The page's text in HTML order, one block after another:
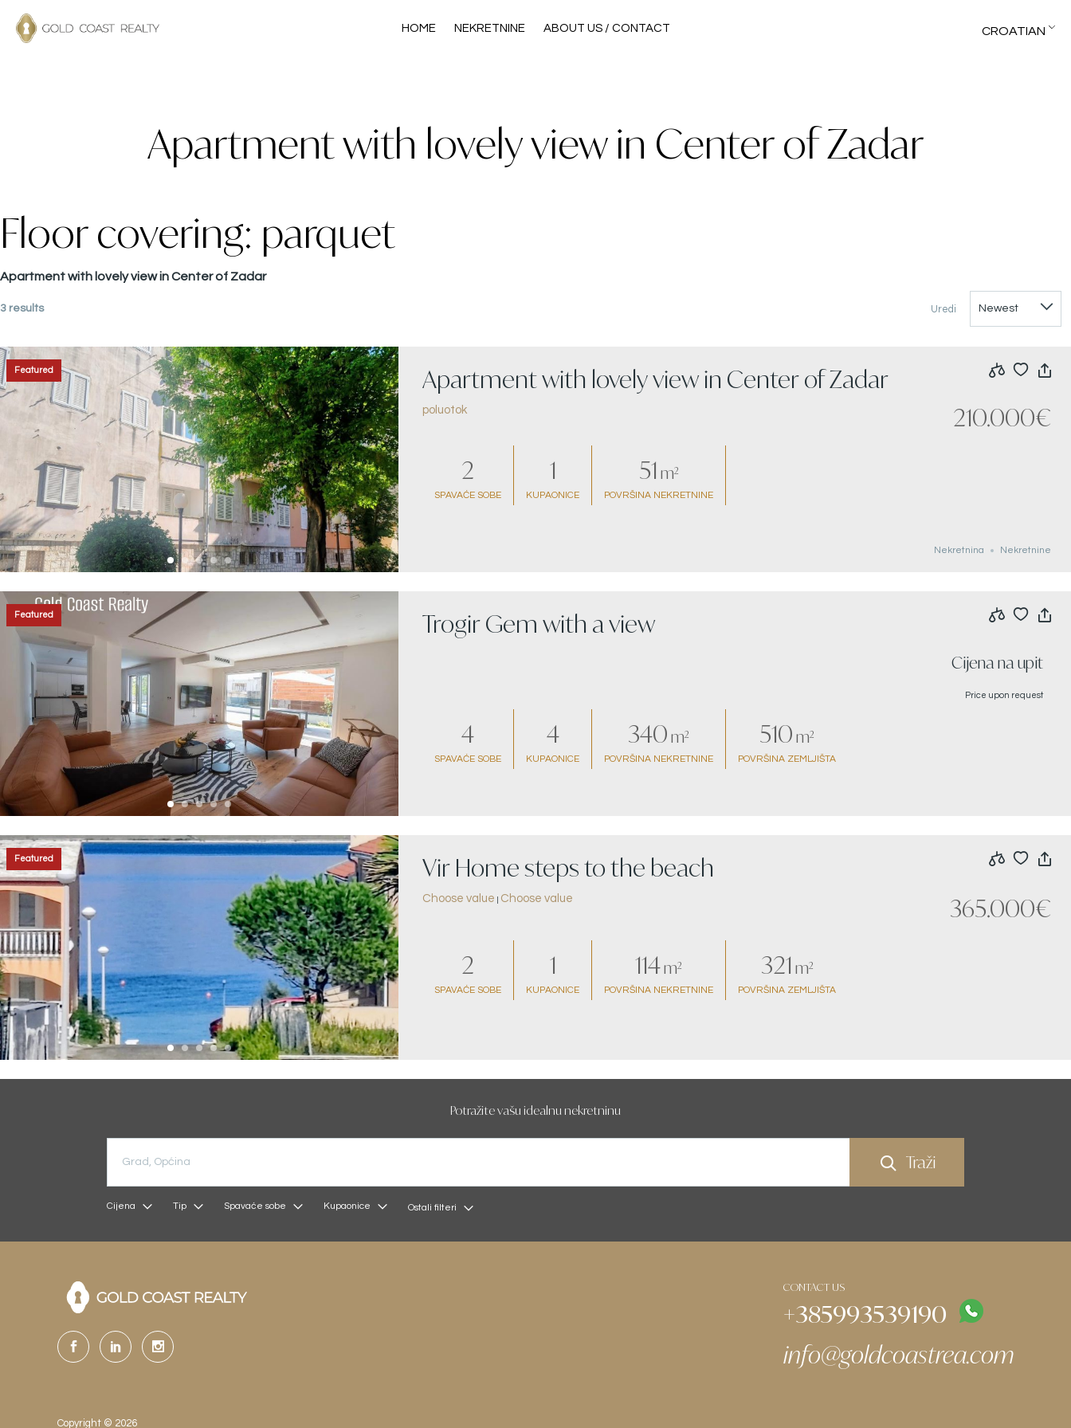
HOME NEKRETNINE ABOUT US / CONTACT CROATIAN
Apartment with lovely view in Center of Zadar
Floor covering: parquet
Apartment with lovely view in Center of Zadar
3 results Uredi
Featured Apartment with lovely view in Center of Zadar
poluotok
210.000€
2
SPAVAĆE SOBE
1
KUPAONICE
51 m²
POVRŠINA NEKRETNINE
Nekretnina Nekretnine
Featured Trogir Gem with a view
Cijena na upit
Price upon request
4
SPAVAĆE SOBE
4
KUPAONICE
340 m²
POVRŠINA NEKRETNINE
510 m²
POVRŠINA ZEMLJIŠTA
Featured Vir Home steps to the beach
Choose value Choose value
365.000€
2
SPAVAĆE SOBE
1
KUPAONICE
114m²
POVRŠINA NEKRETNINE
321 m²
POVRŠINA ZEMLJIŠTA
Potražite vašu idealnu nekretninu
Traži
Cijena Tip Spavaće sobe Kupaonice Ostali filteri
CONTACT US
+385993539190
info@goldcoastrea.com
Copyright © 2026